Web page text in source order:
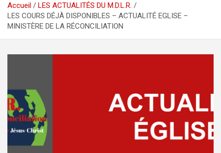
Accueil
LES ACTUALITÉS DU M.D.L.R.
LES COURS DÉJÀ DISPONIBLES – ACTUALITÉ EGLISE –
MINISTÈRE DE LA RÉCONCILIATION